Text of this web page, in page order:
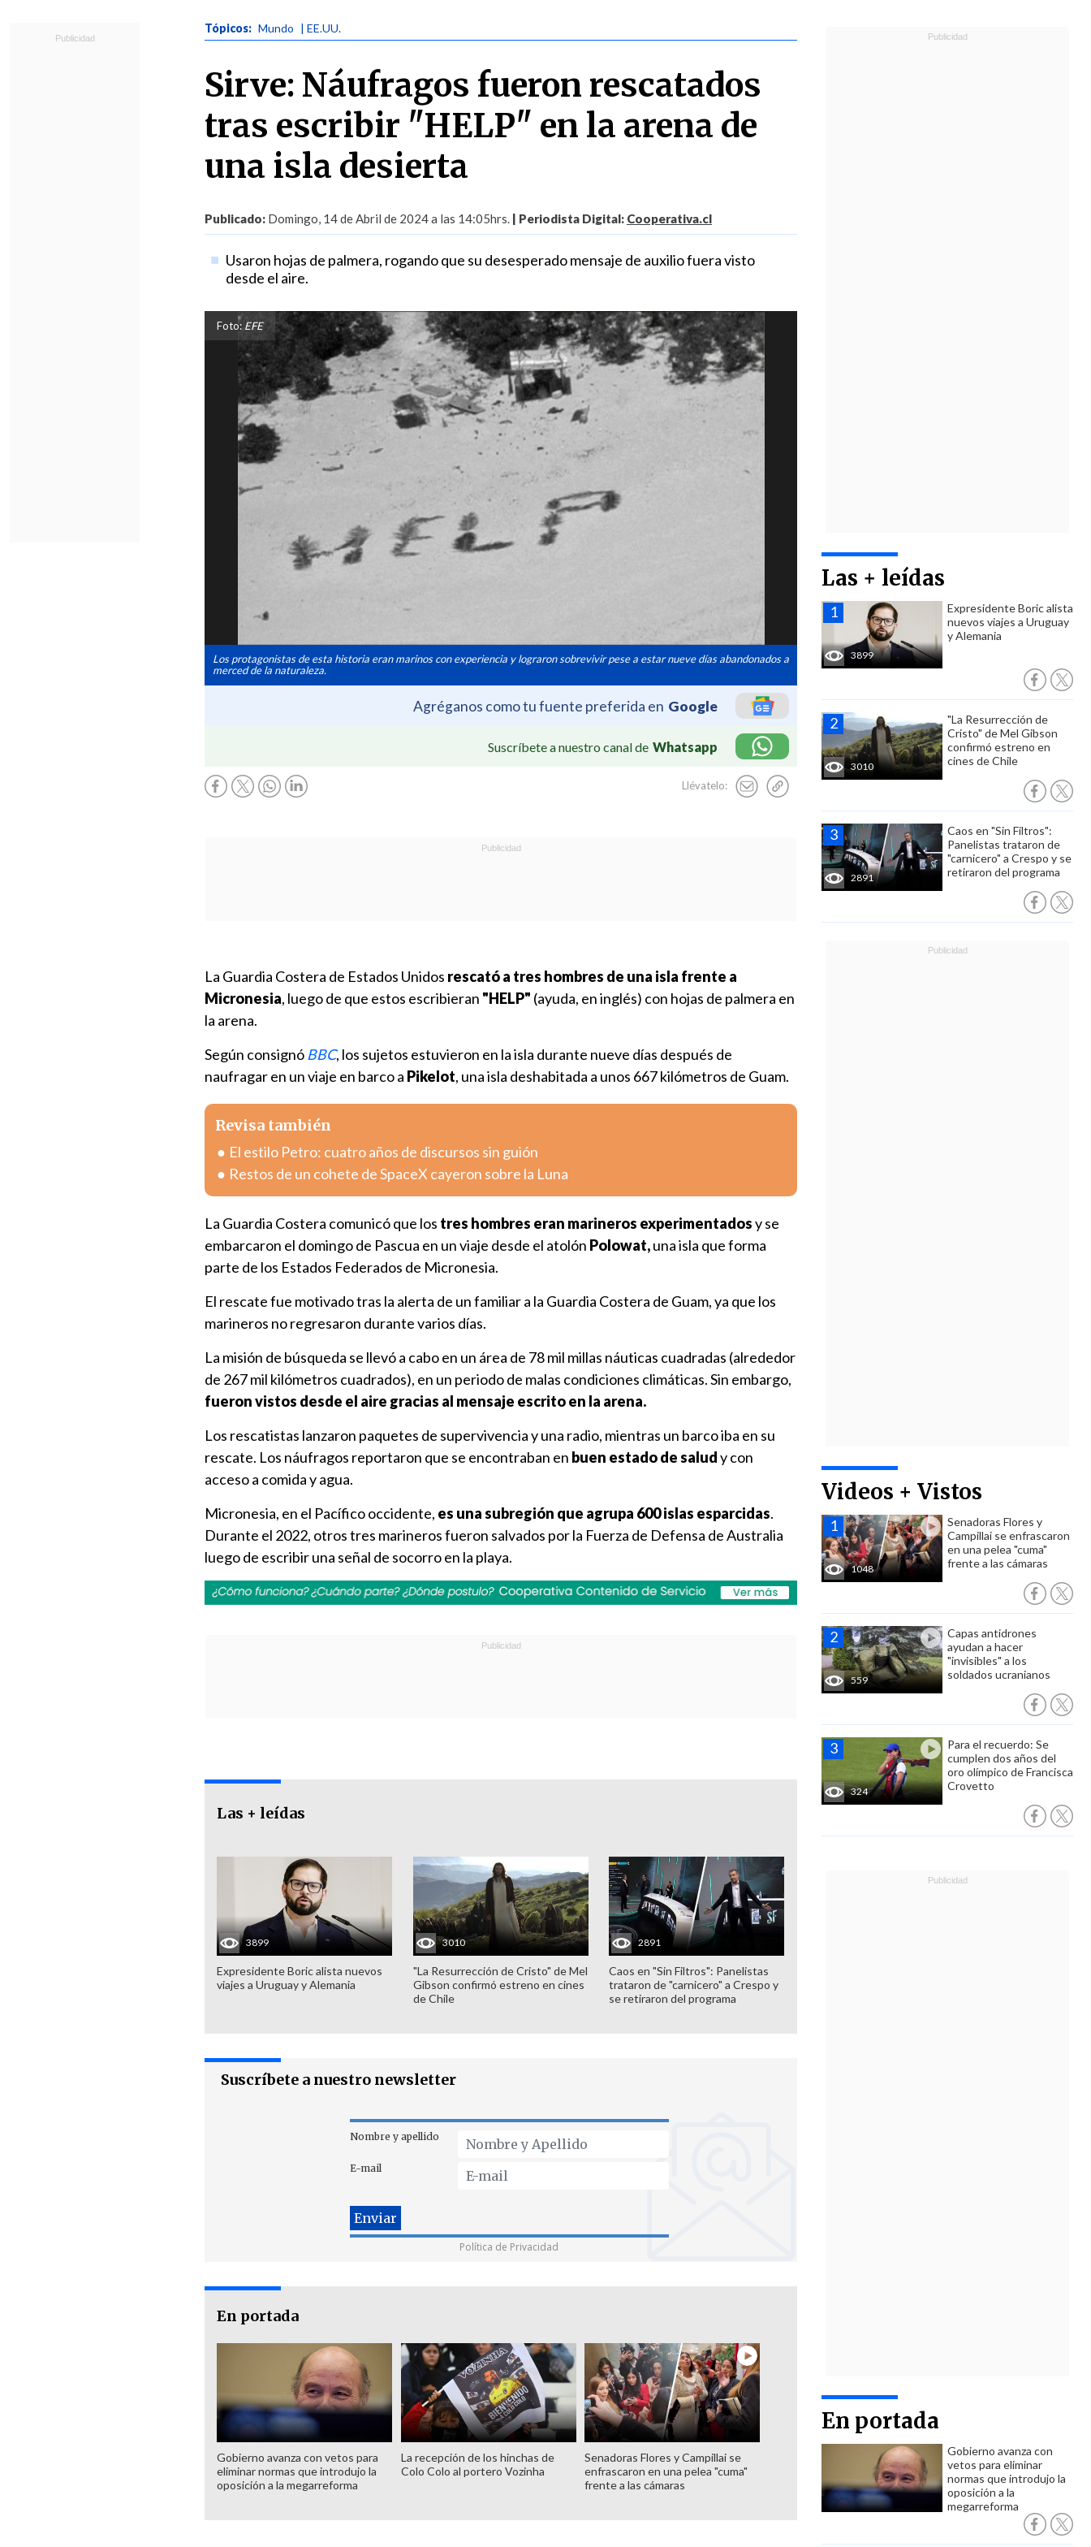
Tópicos: Mundo | EE.UU.
Sirve: Náufragos fueron rescatados
tras escribir "HELP" en la arena de
una isla desierta
Publicado: Domingo, 14 de Abril de 2024 a las 14:05hrs. | Periodista Digital: Cooperativa.cl
Usaron hojas de palmera, rogando que su desesperado mensaje de auxilio fuera visto
desde el aire.
Foto: EFE
Los protagonistas de esta historia eran marinos con experiencia y lograron sobrevivir pese a estar nueve días abandonados a
merced de la naturaleza.
Agréganos como tu fuente preferida en Google
Suscríbete a nuestro canal de Whatsapp
Llévatelo:
Las + leídas
3899
Expresidente Boric alista
nuevos viajes a Uruguay
y Alemania
3010
"La Resurrección de
Cristo" de Mel Gibson
confirmó estreno en
cines de Chile
2891
Caos en "Sin Filtros":
Panelistas trataron de
"carnicero" a Crespo y se
retiraron del programa
Videos + Vistos
1048
Senadoras Flores y
Campillai se enfrascaron
en una pelea "cuma"
frente a las cámaras
559
Capas antidrones
ayudan a hacer
"invisibles" a los
soldados ucranianos
324
Para el recuerdo: Se
cumplen dos años del
oro olímpico de Francisca
Crovetto
En portada
Gobierno avanza con
vetos para eliminar
normas que introdujo la
oposición a la
megarreforma
La Guardia Costera de Estados Unidos rescató a tres hombres de una isla frente a
Micronesia, luego de que estos escribieran "HELP" (ayuda, en inglés) con hojas de palmera en
la arena.
Según consignó BBC, los sujetos estuvieron en la isla durante nueve días después de
naufragar en un viaje en barco a Pikelot, una isla deshabitada a unos 667 kilómetros de Guam.
Revisa también
El estilo Petro: cuatro años de discursos sin guión
Restos de un cohete de SpaceX cayeron sobre la Luna
La Guardia Costera comunicó que los tres hombres eran marineros experimentadosy se
embarcaron el domingo de Pascua en un viaje desde el atolón Polowat,una isla que forma
parte de los Estados Federados de Micronesia.
El rescate fue motivado tras la alerta de un familiar a la Guardia Costera de Guam, ya que los
marineros no regresaron durante varios días.
La misión de búsqueda se llevó a cabo en un área de 78 mil millas náuticas cuadradas (alrededor
de 267 mil kilómetros cuadrados), en un periodo de malas condiciones climáticas. Sin embargo,
fueron vistos desde el aire gracias al mensaje escrito en la arena.
Los rescatistas lanzaron paquetes de supervivencia y una radio, mientras un barco iba en su
rescate. Los náufragos reportaron que se encontraban en buen estado de saludy con
acceso a comida y agua.
Micronesia, en el Pacífico occidente, es una subregión que agrupa 600 islas esparcidas.
Durante el 2022, otros tres marineros fueron salvados por la Fuerza de Defensa de Australia
luego de escribir una señal de socorro en la playa.
Las + leídas
3899
Expresidente Boric alista nuevos
viajes a Uruguay y Alemania
3010
"La Resurrección de Cristo" de Mel
Gibson confirmó estreno en cines
de Chile
2891
Caos en "Sin Filtros": Panelistas
trataron de "carnicero" a Crespo y
se retiraron del programa
Suscríbete a nuestro newsletter
Nombre y apellido
E-mail
Política de Privacidad
En portada
Gobierno avanza con vetos para
eliminar normas que introdujo la
oposición a la megarreforma
La recepción de los hinchas de
Colo Colo al portero Vozinha
Senadoras Flores y Campillai se
enfrascaron en una pelea "cuma"
frente a las cámaras